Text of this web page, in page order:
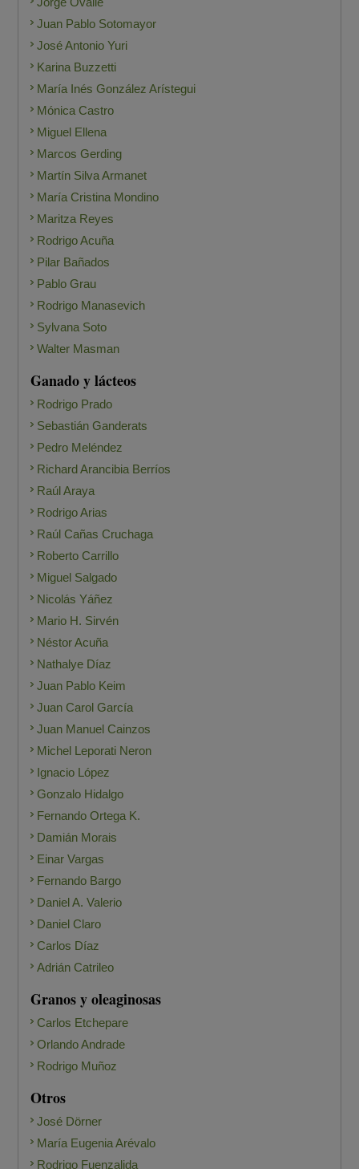
Juan Pablo Sotomayor
José Antonio Yuri
Karina Buzzetti
María Inés González Arístegui
Mónica Castro
Miguel Ellena
Marcos Gerding
Martín Silva Armanet
María Cristina Mondino
Maritza Reyes
Rodrigo Acuña
Pilar Bañados
Pablo Grau
Rodrigo Manasevich
Sylvana Soto
Walter Masman
Ganado y lácteos
Rodrigo Prado
Sebastián Ganderats
Pedro Meléndez
Richard Arancibia Berríos
Raúl Araya
Rodrigo Arias
Raúl Cañas Cruchaga
Roberto Carrillo
Miguel Salgado
Nicolás Yáñez
Mario H. Sirvén
Néstor Acuña
Nathalye Díaz
Juan Pablo Keim
Juan Carol García
Juan Manuel Cainzos
Michel Leporati Neron
Ignacio López
Gonzalo Hidalgo
Fernando Ortega K.
Damián Morais
Einar Vargas
Fernando Bargo
Daniel A. Valerio
Daniel Claro
Carlos Díaz
Adrián Catrileo
Granos y oleaginosas
Carlos Etchepare
Orlando Andrade
Rodrigo Muñoz
Otros
José Dörner
María Eugenia Arévalo
Rodrigo Fuenzalida